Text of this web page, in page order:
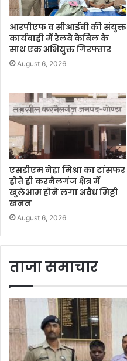
आरपीएफ व सीआईबी की संयुक्त
कार्यवाही में रेलवे केबिल के
साथ एक अभियुक्त गिरफ्तार
August 6, 2026
एसडीएम नेहा मिश्रा का ट्रांसफर
होते ही करनैलगंज क्षेत्र में
खुलेआम होने लगा अवैध मिट्टी
खनन
August 6, 2026
ताजा समाचार